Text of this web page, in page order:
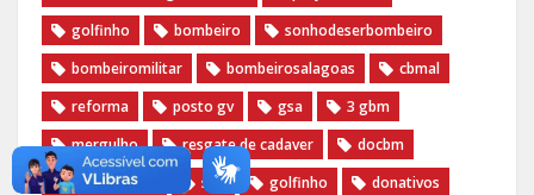
golfinho
bombeiro
sonhodeserbombeiro
bombeiromilitar
bombeirosalagoas
cbmal
reforma
posto gv gsa
3 gbm
mergulho
resgate de cadaver
docbm
documentos
stic golfinho
donativos